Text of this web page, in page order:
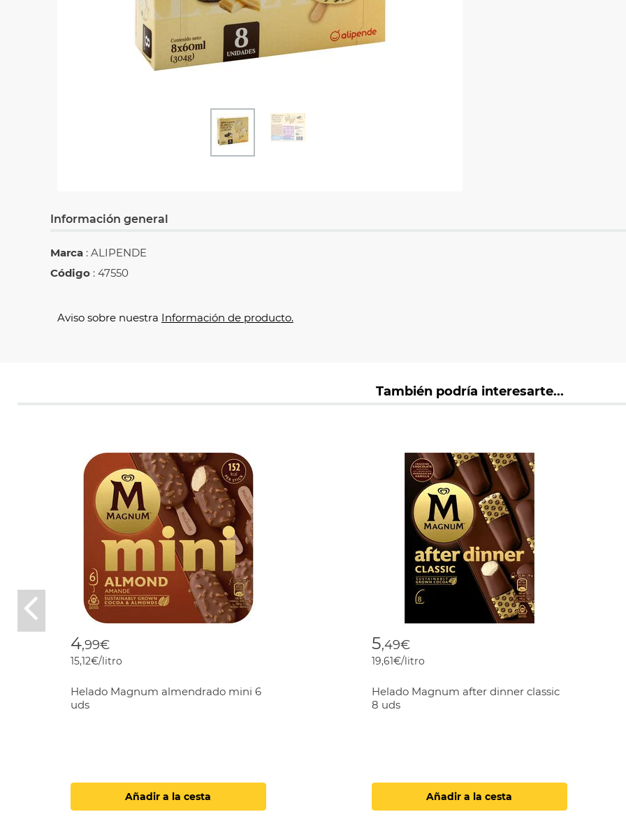
Información general
Marca : ALIPENDE
Código : 47550
Aviso sobre nuestra Información de producto.
También podría interesarte...
4,99€
15,12€/litro
Helado Magnum almendrado mini 6
uds
Añadir a la cesta
5,49€
19,61€/litro
Helado Magnum after dinner classic
8 uds
Añadir a la cesta
Previous